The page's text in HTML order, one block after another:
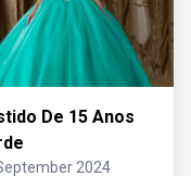
De 15 Anos
2024